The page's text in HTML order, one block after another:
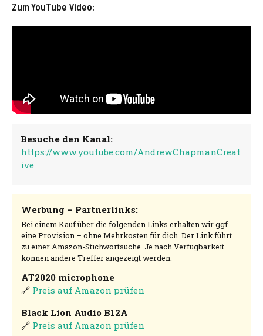
Zum YouTube Video:
Besuche den Kanal:
https://www.youtube.com/AndrewChapmanCreat
ive
Werbung – Partnerlinks:
Bei einem Kauf über die folgenden Links erhalten wir ggf.
eine Provision – ohne Mehrkosten für dich. Der Link führt
zu einer Amazon-Stichwortsuche. Je nach Verfügbarkeit
können andere Treffer angezeigt werden.
AT2020 microphone
🔗 Preis auf Amazon prüfen
Black Lion Audio B12A
🔗 Preis auf Amazon prüfen